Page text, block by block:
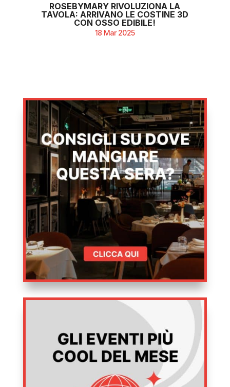
ROSEBYMARY RIVOLUZIONA LA
TAVOLA: ARRIVANO LE COSTINE 3D
CON OSSO EDIBILE!
18 Mar 2025